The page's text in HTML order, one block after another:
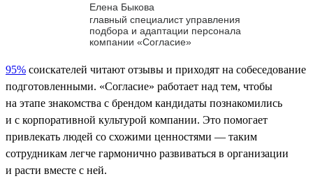
Елена Быкова
главный специалист управления
подбора и адаптации персонала
компании «Согласие»
95% соискателей читают отзывы и приходят на собеседование
подготовленными. «Согласие» работает над тем, чтобы
на этапе знакомства с брендом кандидаты познакомились
и с корпоративной культурой компании. Это помогает
привлекать людей со схожими ценностями — таким
сотрудникам легче гармонично развиваться в организации
и расти вместе с ней.